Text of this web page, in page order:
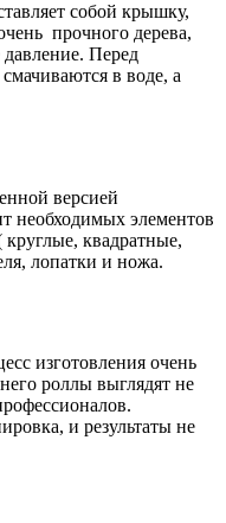
собой крышку,
прочного дерева,
Перед
в воде, а
версией
необходимых элементов
квадратные,
лопатки и ножа.
изготовления очень
роллы выглядят не
и результаты не